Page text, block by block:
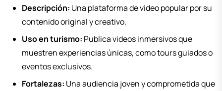
Descripción: Una plataforma de video popular por su
contenido original y creativo.
Uso en turismo: Publica videos inmersivos que
muestren experiencias únicas, como tours guiados o
eventos exclusivos.
Fortalezas: Una audiencia joven y comprometida que